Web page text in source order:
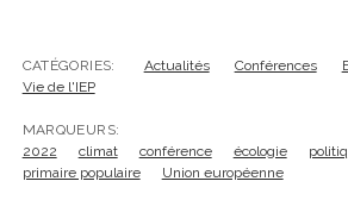
CATÉGORIES: Actualités Conférences
Vie de l'IEP
MARQUEURS:
2022
climat conférence écologie
primaire populaire
Union européenne